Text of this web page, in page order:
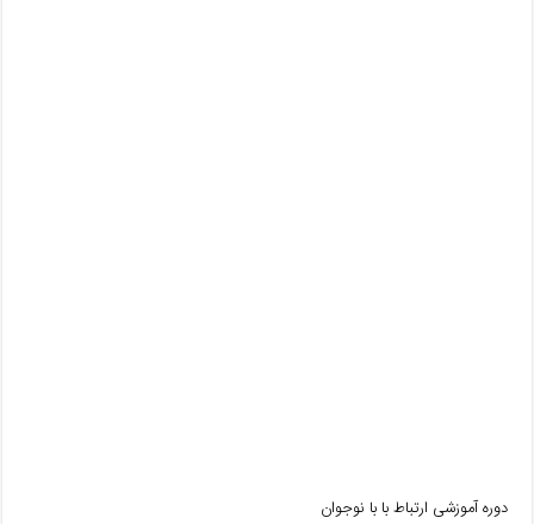
دوره آموزشی ارتباط با با نوجوان